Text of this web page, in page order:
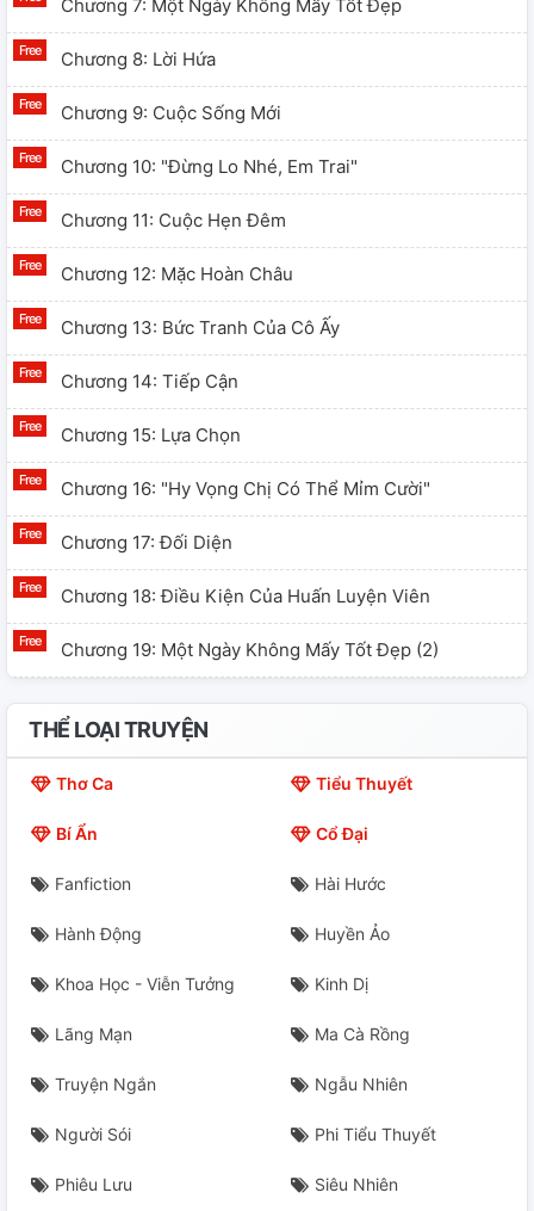
Chương 7: Một Ngày Không Mấy Tốt Đẹp
Chương 8: Lời Hứa
Chương 9: Cuộc Sống Mới
Chương 10: "Đừng Lo Nhé, Em Trai"
Chương 11: Cuộc Hẹn Đêm
Chương 12: Mặc Hoàn Châu
Chương 13: Bức Tranh Của Cô Ấy
Chương 14: Tiếp Cận
Chương 15: Lựa Chọn
Chương 16: "Hy Vọng Chị Có Thể Mỉm Cười"
Chương 17: Đối Diện
Chương 18: Điều Kiện Của Huấn Luyện Viên
Chương 19: Một Ngày Không Mấy Tốt Đẹp (2)
Chương 20: Một Ngày Không Mấy Tốt Đẹp (3)
Chương 21: "Khung Cảnh Từ Trên Đỉnh
Chương 25: Lại Điều Kiện Nữa Sao?!
Chương 26: Bắt Đầu Kế Hoạch
Chương 27: Bạn Chí Cốt
Chương 28: Trình Hàn Lâm (1)
Chương 29: Trình Hàn Lâm (2)
THỂ LOẠI TRUYỆN
Thơ Ca Tiểu Thuyết
Bí Ẩn Cổ Đại
Fanfiction Hài Hước
Hành Động Huyền Ảo
Khoa Học - Viễn Tưởng Kinh Dị
Lãng Mạn Ma Cà Rồng
Truyện Ngắn Ngẫu Nhiên
Người Sói Phi Tiểu Thuyết
Phiêu Lưu Siêu Nhiên